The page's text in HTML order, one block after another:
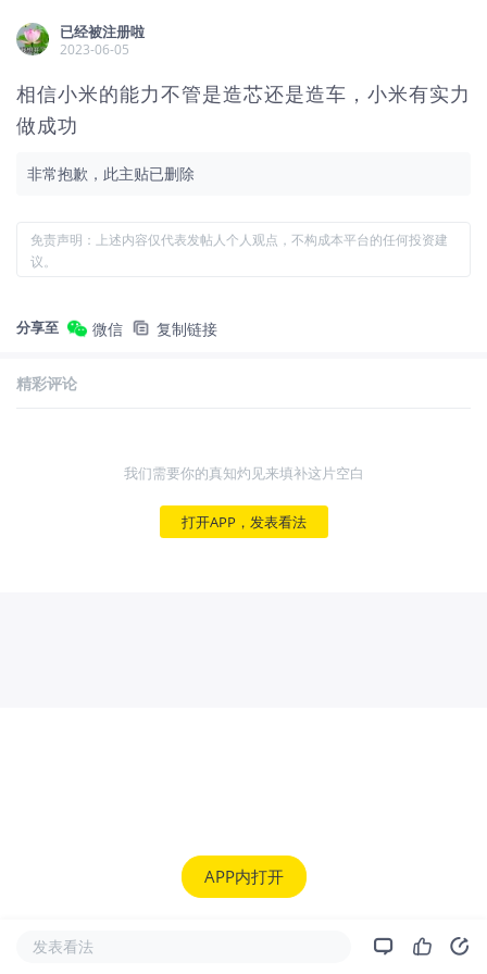
已经被注册啦
2023-06-05
相信小米的能力不管是造芯还是造车，小米有实力
做成功
非常抱歉，此主贴已删除
免责声明：上述内容仅代表发帖人个人观点，不构成本平台的任何投资建
议。
分享至 微信 复制链接
精彩评论
我们需要你的真知灼见来填补这片空白
打开APP，发表看法
APP内打开
发表看法